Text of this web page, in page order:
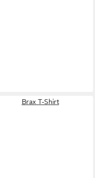
Brax T-Shirt